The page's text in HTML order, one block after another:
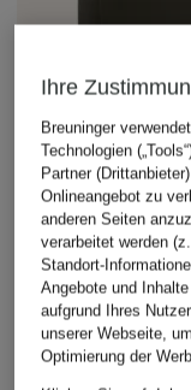
HORIZN STUDIOS
Rucksack SOFO
ROLLTOP 28 l
170 €
Ihre
Breuninger
Technologien
Partner
Onlineangebot zu
anderen Seiten
verarbeitet werden
Standort-
Angebote und
aufgrund Ihres
unserer Webseite,
Optimierung der